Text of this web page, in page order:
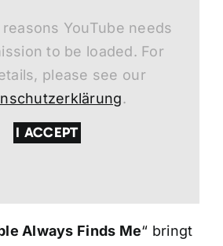
YouTube needs
to be loaded. For
please see our
.
I ACCEPT
Always Finds Me“ bringt